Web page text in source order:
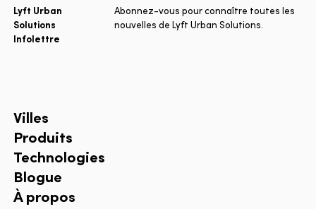
Lyft Urban
Solutions
Infolettre
Abonnez-vous pour connaître toutes les
nouvelles de Lyft Urban Solutions.
Villes
Produits
Technologies
Blogue
À propos